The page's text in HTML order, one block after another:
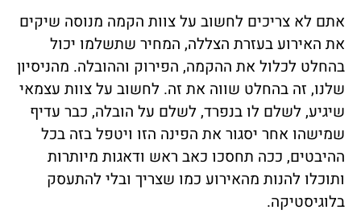
אתם לא צריכים לחשוב על צוות הקמה מנוסה שיקים
את האירוע בעזרת הצללה, המחיר שתשלמו יכול
בהחלט לכלול את ההקמה, הפירוק וההובלה. מהניסיון
שלנו, זה בהחלט שווה את זה. לחשוב על צוות עצמאי
שיגיע, לשלם לו בנפרד, לשלם על הובלה, כבר עדיף
שמישהו אחר יסגור את הפינה הזו ויטפל בזה בכל
ההיבטים, ככה תחסכו כאב ראש ודאגות מיותרות
ותוכלו להנות מהאירוע כמו שצריך ובלי להתעסק
בלוגיסטיקה.